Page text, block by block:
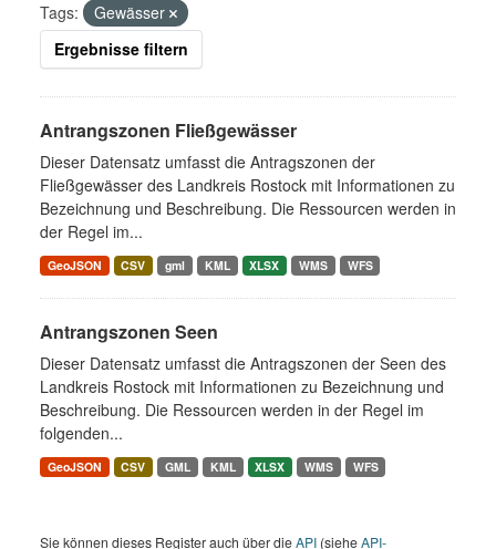
Tags:
Gewässer
Ergebnisse filtern
Antrangszonen Fließgewässer
Dieser Datensatz umfasst die Antragszonen der
Fließgewässer des Landkreis Rostock mit Informationen zu
Bezeichnung und Beschreibung. Die Ressourcen werden in
der Regel im...
GeoJSON CSV gml KML XLSX WMS WFS
Antrangszonen Seen
Dieser Datensatz umfasst die Antragszonen der Seen des
Landkreis Rostock mit Informationen zu Bezeichnung und
Beschreibung. Die Ressourcen werden in der Regel im
folgenden...
GeoJSON CSV GML KML XLSX WMS WFS
Sie können dieses Register auch über dieAPI (sieheAPI-